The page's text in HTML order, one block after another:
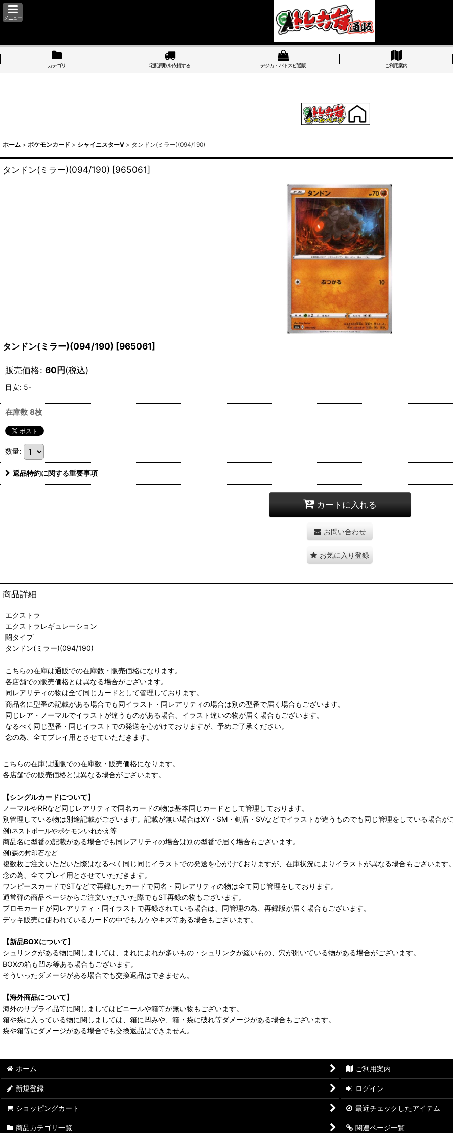
メニュー
カテゴリ 宅配買取を依頼する デジカ・バトスピ通販 ご利用案内
ホーム > ポケモンカード > シャイニスターV > タンドン(ミラー)(094/190)
タンドン(ミラー)(094/190) [965061]
タンドン(ミラー)(094/190) [965061]
販売価格: 60円(税込)
目安: 5-
在庫数 8枚
数量:
返品特約に関する重要事項
カートに入れる
お問い合わせ
お気に入り登録
商品詳細
エクストラ
エクストラレギュレーション
闘タイプ
タンドン(ミラー)(094/190)
こちらの在庫は通販での在庫数・販売価格になります。
各店舗での販売価格とは異なる場合がございます。
同レアリティの物は全て同じカードとして管理しております。
商品名に型番の記載がある場合でも同イラスト・同レアリティの場合は別の型番で届く場合もございます。
同じレア・ノーマルでイラストが違うものがある場合、イラスト違いの物が届く場合もございます。
なるべく同じ型番・同じイラストでの発送を心がけておりますが、予めご了承ください。
念の為、全てプレイ用とさせていただきます。
こちらの在庫は通販での在庫数・販売価格になります。
各店舗での販売価格とは異なる場合がございます。
【シングルカードについて】
ノーマルやRRなど同じレアリティで同名カードの物は基本同じカードとして管理しております。
別管理している物は別途記載がございます。記載が無い場合はXY・SM・剣盾・SVなどでイラストが違うものでも同じ管理をしている場合が
例)ネストボールやポケモンいれかえ等
商品名に型番の記載がある場合でも同レアリティの場合は別の型番で届く場合もございます。
例)森の封印石など
複数枚ご注文いただいた際はなるべく同じ同じイラストでの発送を心がけておりますが、在庫状況によりイラストが異なる場合もございます。
念の為、全てプレイ用とさせていただきます。
ワンピースカードでSTなどで再録したカードで同名・同レアリティの物は全て同じ管理をしております。
通常弾の商品ページからご注文いただいた際でもST再録の物もございます。
プロモカードが同レアリティ・同イラストで再録されている場合は、同管理の為、再録版が届く場合もございます。
デッキ販売に使われているカードの中でもカケやキズ等ある場合もございます。
【新品BOXについて】
シュリンクがある物に関しましては、まれによれが多いもの・シュリンクが緩いもの、穴が開いている物がある場合がございます。
BOXの箱も凹み等ある場合もございます。
そういったダメージがある場合でも交換返品はできません。
【海外商品について】
海外のサプライ品等に関しましてはビニールや箱等が無い物もございます。
箱や袋に入っている物に関しましては、箱に凹みや、箱・袋に破れ等ダメージがある場合もございます。
袋や箱等にダメージがある場合でも交換返品はできません。
ホーム ご利用案内
新規登録 ログイン
ショッピングカート 最近チェックしたアイテム
商品カテゴリ一覧 関連ページ一覧